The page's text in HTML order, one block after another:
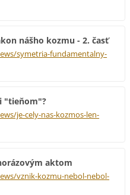
nášho kozmu - 2. časť
symetria-fundamentalny-
"tieňom"?
je-cely-nas-kozmos-len-
aktom
vznik-kozmu-nebol-nebol-